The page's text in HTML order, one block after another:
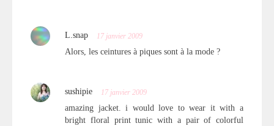
L.snap 17 janvier 2009
Alors, les ceintures à piques sont à la mode ?
sushipie 17 janvier 2009
amazing jacket. i would love to wear it with a
bright floral print tunic with a pair of colorful